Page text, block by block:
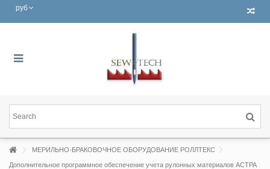
руб
МЕРИЛЬНО-БРАКОВОЧНОЕ ОБОРУДОВАНИЕ РОЛЛТЕКС
Дополнительное программное обеспечение учета рулонных материалов АСТРА